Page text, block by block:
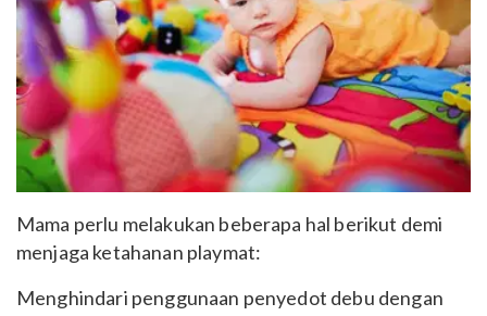
Mama perlu melakukan beberapa hal berikut demi
menjaga ketahanan playmat:
Menghindari penggunaan penyedot debu dengan